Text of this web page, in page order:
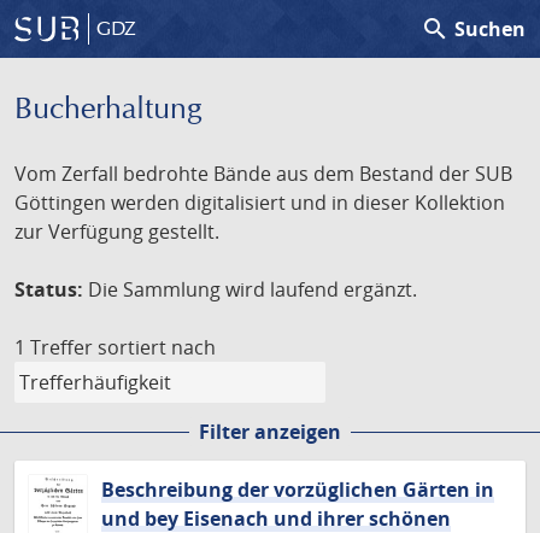
GDZ search Suchen
Bucherhaltung
Vom Zerfall bedrohte Bände aus dem Bestand der SUB
Göttingen werden digitalisiert und in dieser Kollektion
zur Verfügung gestellt.
Status: Die Sammlung wird laufend ergänzt.
1 Treffer sortiert nach
Filter anzeigen
Beschreibung der vorzüglichen Gärten in
und bey Eisenach und ihrer schönen